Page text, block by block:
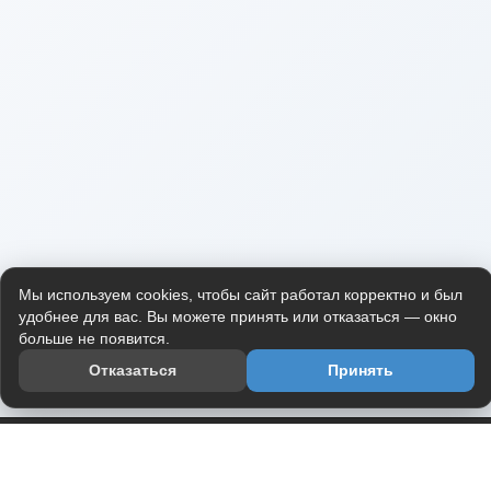
Мы используем cookies, чтобы сайт работал корректно и был
удобнее для вас. Вы можете принять или отказаться — окно
больше не появится.
Отказаться
Принять